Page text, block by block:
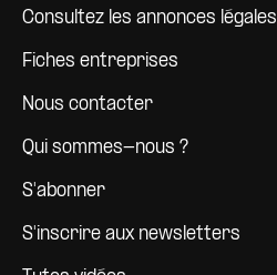
Consultez les annonces légales
Fiches entreprises
Nous contacter
Qui sommes-nous ?
S'abonner
S'inscrire aux newsletters